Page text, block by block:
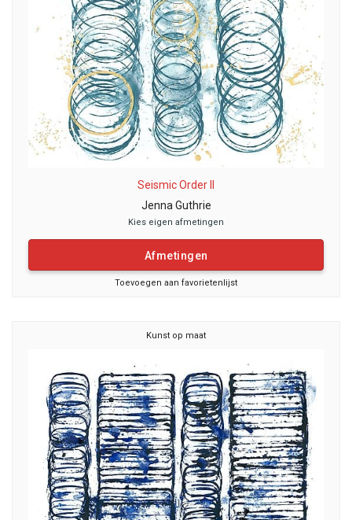
Seismic Order II
Jenna Guthrie
Kies eigen afmetingen
Afmetingen
Toevoegen aan favorietenlijst
Kunst op maat